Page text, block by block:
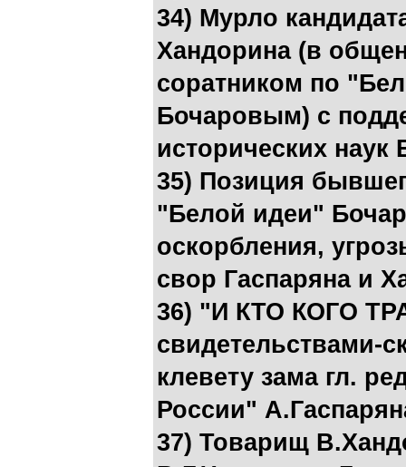
34) Мурло
Хандорина (в
соратником по
Бочаровым) с
исторических наук
35) Позиция
"Белой идеи"
оскорбления,
свор Гаспаряна и
36) "И КТО КОГО
свидетельствами-
клевету зама гл.
России"
37) Товарищ